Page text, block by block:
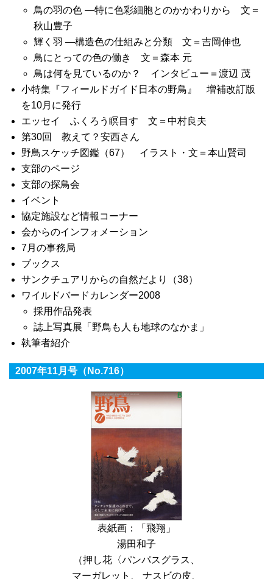
鳥の羽の色 ―特に色彩細胞とのかかわりから 文＝
秋山豊子
輝く羽 ―構造色の仕組みと分類 文＝吉岡伸也
鳥にとっての色の働き 文＝森本 元
鳥は何を見ているのか？ インタビュー＝渡辺 茂
小特集『フィールドガイド日本の野鳥』 増補改訂版
を10月に発行
エッセイ ふくろう瞑目す 文＝中村良夫
第30回 教えて？安西さん
野鳥スケッチ図鑑（67） イラスト・文＝本山賢司
支部のページ
支部の探鳥会
イベント
協定施設など情報コーナー
会からのインフォメーション
7月の事務局
ブックス
サンクチュアリからの自然だより（38）
ワイルドバードカレンダー2008
採用作品発表
誌上写真展「野鳥も人も地球のなかま」
執筆者紹介
2007年11月号（No.716）
表紙画：「飛翔」
湯田和子
（押し花〈パンパスグラス、
マーガレット、 ナスビの皮、